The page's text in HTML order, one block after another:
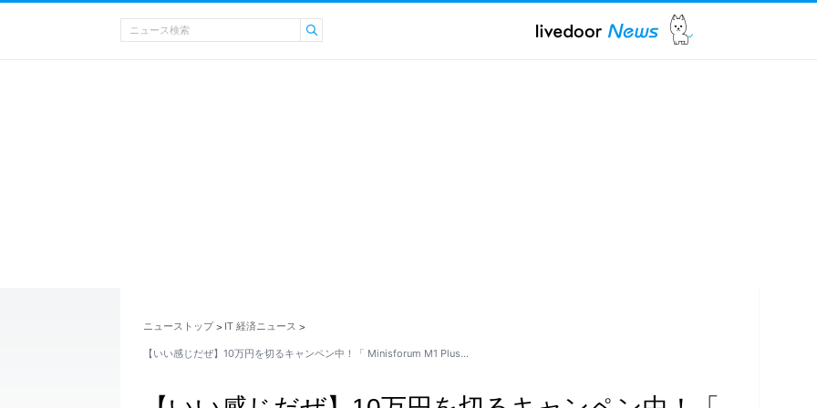
ニューストップ > IT 経済ニュース >
【いい感じだぜ】10万円を切るキャンペン中！「 Minisforum M1 Plus…